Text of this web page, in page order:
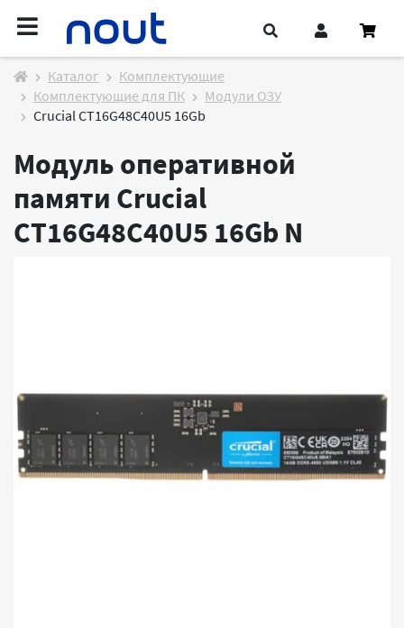
Каталог
Комплектующие
Комплектующие для ПК
Модули ОЗУ
Crucial CT16G48C40U5 16Gb
Модуль оперативной
памяти Crucial
CT16G48C40U5 16Gb N